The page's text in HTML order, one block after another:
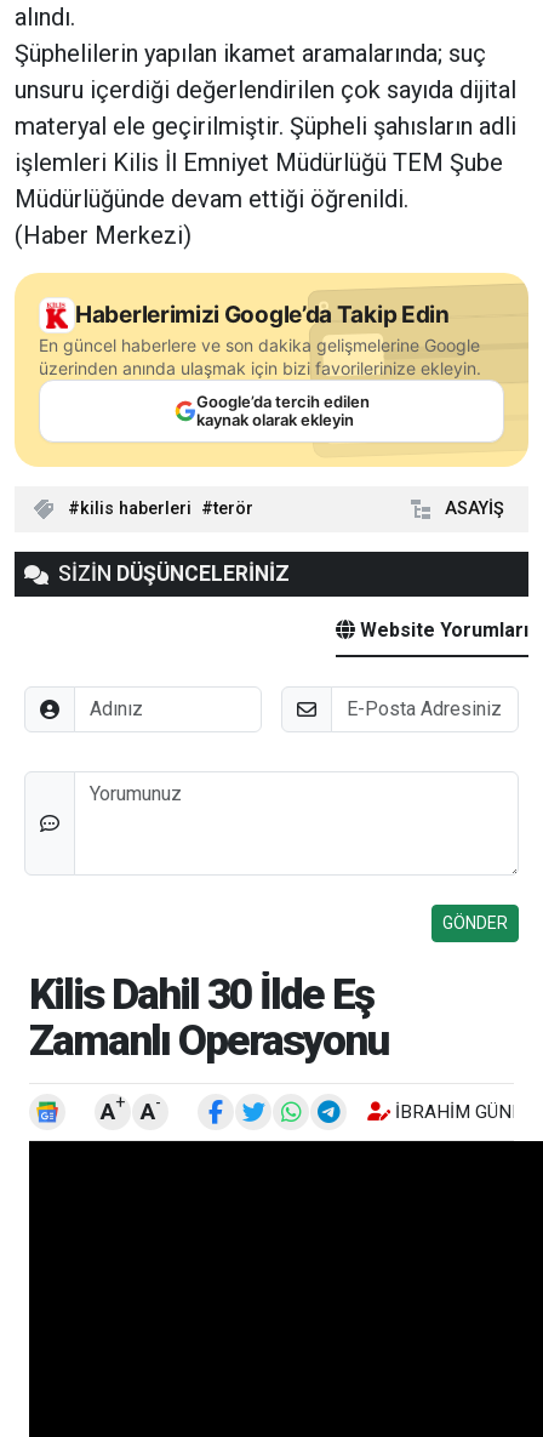
alındı.
Şüphelilerin yapılan ikamet aramalarında; suç
unsuru içerdiği değerlendirilen çok sayıda dijital
materyal ele geçirilmiştir. Şüpheli şahısların adli
işlemleri Kilis İl Emniyet Müdürlüğü TEM Şube
Müdürlüğünde devam ettiği öğrenildi.
(Haber Merkezi)
Haberlerimizi Google’da Takip Edin
En güncel haberlere ve son dakika gelişmelerine Google
üzerinden anında ulaşmak için bizi favorilerinize ekleyin.
Google’da tercih edilen
kaynak olarak ekleyin
kilis haberleri terör ASAYİŞ
SİZİN DÜŞÜNCELERİNİZ
Website Yorumları
Adınız E-Posta
Düşünceleriniz
Kilis Dahil 30 İlde Eş
Zamanlı Operasyonu
A+ A- İBRAHIM GÜNEŞ